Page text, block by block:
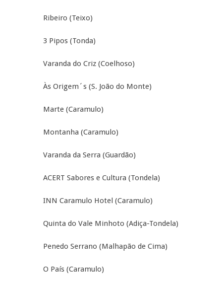
Ribeiro (Teixo)
3 Pipos (Tonda)
Varanda do Criz (Coelhoso)
Às Origem´s (S. João do Monte)
Marte (Caramulo)
Montanha (Caramulo)
Varanda da Serra (Guardão)
ACERT Sabores e Cultura (Tondela)
INN Caramulo Hotel (Caramulo)
Quinta do Vale Minhoto (Adiça-Tondela)
Penedo Serrano (Malhapão de Cima)
O País (Caramulo)